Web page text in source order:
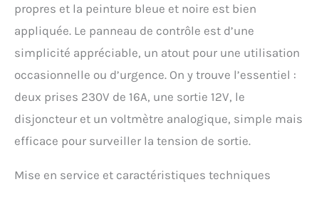
fonctionnement stable de
tous les équipements
Le générateur est équipé
de pieds en caoutchouc
vibrations. Grâce aux
amortisseurs en
en marche
revêtement du plancher et
propres et la peinture bleue et noire est bien
appliquée. Le panneau de contrôle est d’une
simplicité appréciable, un atout pour une utilisation
occasionnelle ou d’urgence. On y trouve l’essentiel :
deux prises 230V de 16A, une sortie 12V, le
disjoncteur et un voltmètre analogique, simple mais
efficace pour surveiller la tension de sortie.
Mise en service et caractéristiques techniques